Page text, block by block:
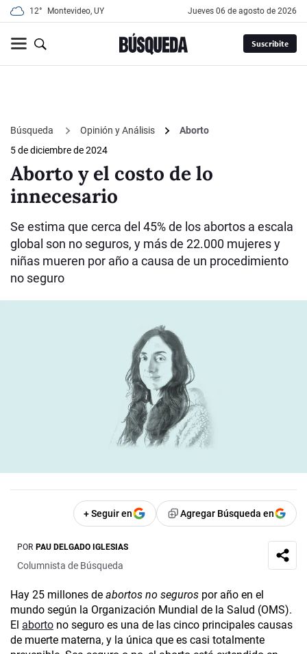
12° Montevideo, UY jueves 06 de agosto de 2026
Suscribite
Búsqueda Opinión y Análisis
Aborto
5 de diciembre de 2024
Aborto y el costo de lo
innecesario
Se estima que cerca del 45% de los abortos a escala
global son no seguros, y más de 22.000 mujeres y
niñas mueren por año a causa de un procedimiento
no seguro
+ Seguir en Agregar Búsqueda en
POR PAU DELGADO IGLESIAS
Columnista de Búsqueda
Hay 25 millones de abortos no seguros por año en el
mundo según la Organización Mundial de la Salud (OMS).
El aborto no seguro es una de las cinco principales causas
de muerte materna, y la única que es casi totalmente